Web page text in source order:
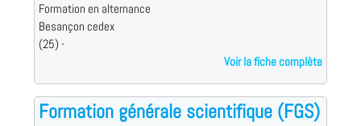
Formation en alternance
Besançon cedex
(25) -
Voir la fiche complète
Formation générale scientifique (FGS)